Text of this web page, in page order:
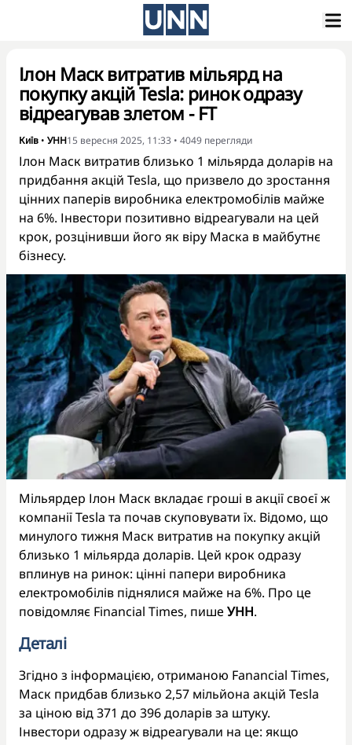
Ілон Маск витратив мільярд на
покупку акцій Tesla: ринок одразу
відреагував злетом - FT
Київ • УНН15 вересня 2025, 11:33 • 4049 перегляди
Ілон Маск витратив близько 1 мільярда доларів на
придбання акцій Tesla, що призвело до зростання
цінних паперів виробника електромобілів майже
на 6%. Інвестори позитивно відреагували на цей
крок, розцінивши його як віру Маска в майбутнє
бізнесу.
Мільярдер Ілон Маск вкладає гроші в акції своєї ж
компанії Tesla та почав скуповувати їх. Відомо, що
минулого тижня Маск витратив на покупку акцій
близько 1 мільярда доларів. Цей крок одразу
вплинув на ринок: цінні папери виробника
електромобілів піднялися майже на 6%. Про це
повідомляє Financial Times, пише УНН.
Деталі
Згідно з інформацією, отриманою Fanancial Times,
Маск придбав близько 2,57 мільйона акцій Tesla
за ціною від 371 до 396 доларів за штуку.
Інвестори одразу ж відреагували на це: якщо